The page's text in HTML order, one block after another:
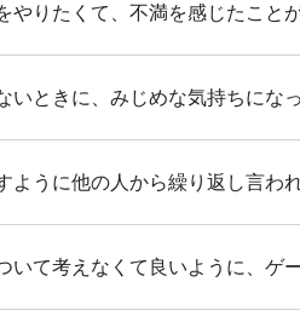
やりたくて、不満を感じたこと
いときに、みじめな気持ちにな
ように他の人から繰り返し言
いて考えなくて良いように、ゲ